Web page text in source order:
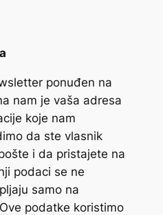
ponuđen na
nam je vaša adresa
koje nam
da ste vlasnik
i da pristajete na
podaci se ne
samo na
podatke koristimo